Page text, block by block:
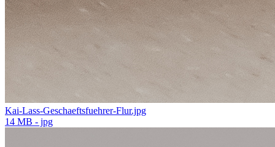
Kai-Lass-Geschaeftsfuehrer-Flur.jpg
14 MB - jpg